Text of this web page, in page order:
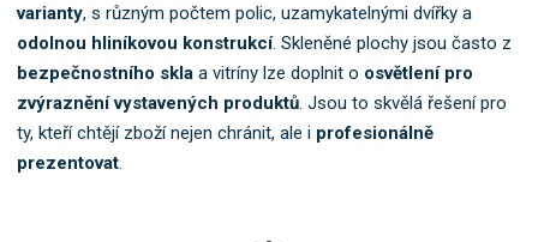
k
a
t
e
o
varianty, s různým počtem polic, uzamykatelnými dvířky a
odolnou hliníkovou konstrukcí. Skleněné plochy jsou často z
bezpečnostního skla a vitríny lze doplnit o osvětlení pro
zvýraznění vystavených produktů . Jsou to skvělá řešení pro
ty, kteří chtějí zboží nejen chránit, ale i profesionálně
prezentovat